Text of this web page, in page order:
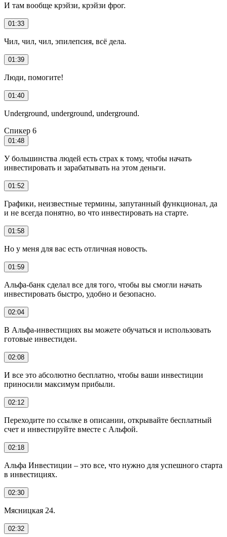
И там вообще крэйзи, крэйзи фрог.
01:33
Чил, чил, чил, эпилепсия, всё дела.
01:39
Люди, помогите!
01:40
Underground, underground, underground.
Спикер 6
01:48
У большинства людей есть страх к тому, чтобы начать
инвестировать и зарабатывать на этом деньги.
01:52
Графики, неизвестные термины, запутанный функционал, да
и не всегда понятно, во что инвестировать на старте.
01:58
Но у меня для вас есть отличная новость.
01:59
Альфа-банк сделал все для того, чтобы вы смогли начать
инвестировать быстро, удобно и безопасно.
02:04
В Альфа-инвестициях вы можете обучаться и использовать
готовые инвестидеи.
02:08
И все это абсолютно бесплатно, чтобы ваши инвестиции
приносили максимум прибыли.
02:12
Переходите по ссылке в описании, открывайте бесплатный
счет и инвестируйте вместе с Альфой.
02:18
Альфа Инвестиции – это все, что нужно для успешного старта
в инвестициях.
02:30
Мясницкая 24.
02:32